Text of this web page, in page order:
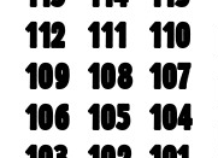
112 111 110
109 108 107
106 105 104